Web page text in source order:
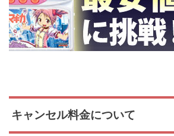
キャンセル料金について